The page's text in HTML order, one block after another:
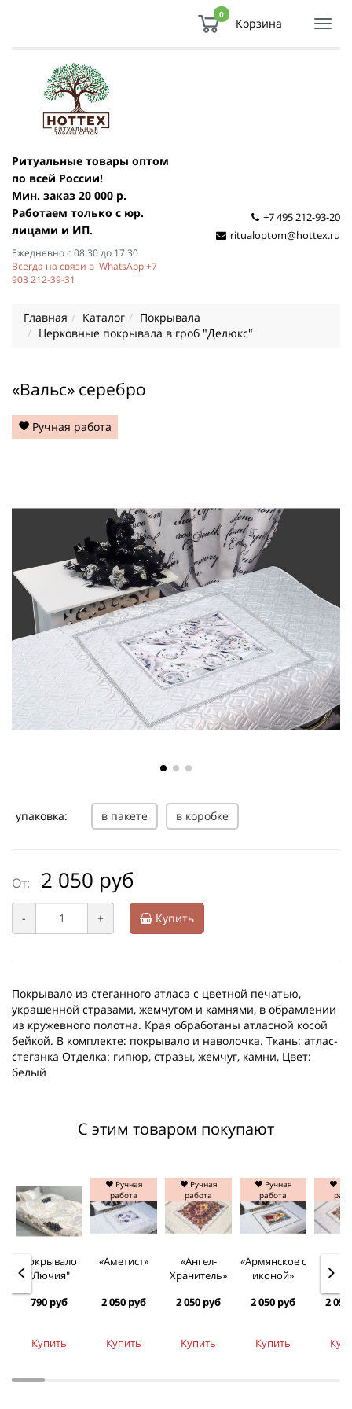
0
Корзина
Ритуальные товары оптом
по всей России!
Мин. заказ 20 000 р.
Работаем только с юр.
лицами и ИП.
Ежедневно с 08:30 до 17:30
Всегда на связи в WhatsApp +7
903 212-39-31
+7 495 212-93-20
ritualoptom@hottex.ru
Главная Каталог
Покрывала
Церковные покрывала в гроб "Делюкс"
«Вальс» серебро
Ручная работа
упаковка: в пакете в коробке
От: 2 050 руб
- + Купить
Покрывало из стеганного атласа с цветной печатью,
украшенной стразами, жемчугом и камнями, в обрамлении
из кружевного полотна. Края обработаны атласной косой
бейкой. В комплекте: покрывало и наволочка. Ткань: атлас-
стеганка Отделка: гипюр, стразы, жемчуг, камни, Цвет:
белый
С этим товаром покупают
Покрывало
"Лючия"
790 руб
Купить
Ручная
работа
«Аметист»
2 050 руб
Купить
Ручная
работа
«Ангел-
Хранитель»
2 050 руб
Купить
Ручная
работа
«Армянское с
иконой»
2 050 руб
Купить
2